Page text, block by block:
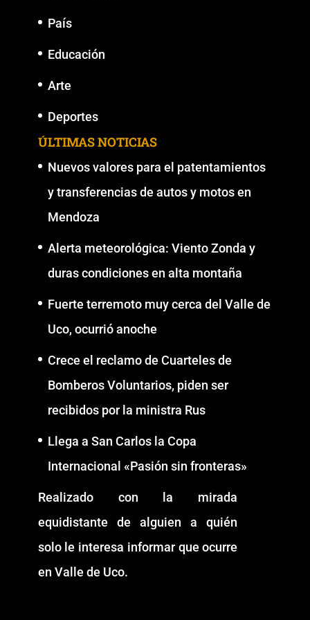
País
Educación
Arte
Deportes
ÚLTIMAS NOTICIAS
Nuevos valores para el patentamientos
y transferencias de autos y motos en
Mendoza
Alerta meteorológica: Viento Zonda y
duras condiciones en alta montaña
Fuerte terremoto muy cerca del Valle de
Uco, ocurrió anoche
Crece el reclamo de Cuarteles de
Bomberos Voluntarios, piden ser
recibidos por la ministra Rus
Llega a San Carlos la Copa
Internacional «Pasión sin fronteras»
Realizado con la mirada
equidistante de alguien a quién
solo le interesa informar que ocurre
en Valle de Uco.